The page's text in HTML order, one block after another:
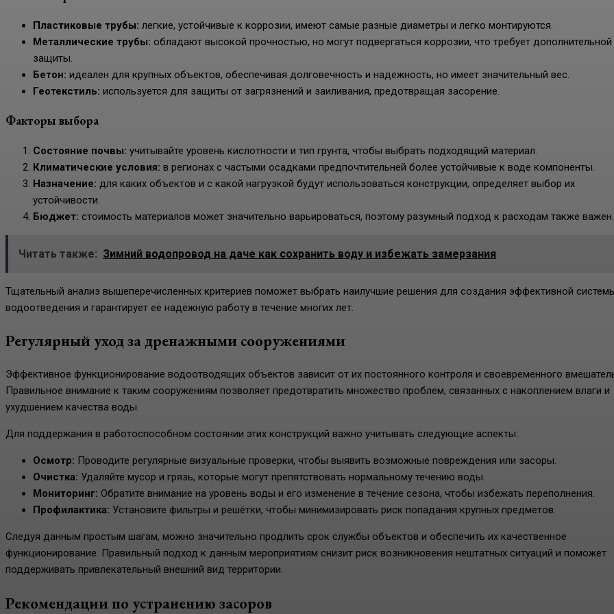
Пластиковые трубы: легкие, устойчивые к коррозии, имеют самые разные диаметры и легко монтируются.
Металлические трубы: обладают высокой прочностью, но могут подвергаться коррозии, что требует дополнительной
защиты.
Бетон: идеален для крупных объектов, обеспечивая долговечность и надежность, но имеет значительный вес.
Геотекстиль: используется для защиты от загрязнений и заиливания, предотвращая засорение.
Факторы выбора
Состояние почвы: учитывайте уровень кислотности и тип грунта, чтобы выбрать подходящий материал.
Климатические условия: в регионах с частыми осадками предпочтительней более устойчивые к воде компоненты.
Назначение: для каких объектов и с какой нагрузкой будут использоваться конструкции, определяет выбор их
устойчивости.
Бюджет: стоимость материалов может значительно варьироваться, поэтому разумный подход к расходам также важен.
Читать также: Зимний водопровод на даче как сохранить воду и избежать замерзания
Тщательный анализ вышеперечисленных критериев поможет выбрать наилучшие решения для создания эффективной
водоотведения и гарантирует её надёжную работу в течение многих лет.
Регулярный уход за дренажными сооружениями
Эффективное функционирование водоотводящих объектов зависит от их постоянного контроля и своевременного
Правильное внимание к таким сооружениям позволяет предотвратить множество проблем, связанных с накоплением влаги и
ухудшением качества воды.
Для поддержания в работоспособном состоянии этих конструкций важно учитывать следующие аспекты:
Осмотр: Проводите регулярные визуальные проверки, чтобы выявить возможные повреждения или засоры.
Очистка: Удаляйте мусор и грязь, которые могут препятствовать нормальному течению воды.
Мониторинг: Обратите внимание на уровень воды и его изменение в течение сезона, чтобы избежать переполнения.
Профилактика: Установите фильтры и решётки, чтобы минимизировать риск попадания крупных предметов.
Следуя данным простым шагам, можно значительно продлить срок службы объектов и обеспечить их качественное
функционирование. Правильный подход к данным мероприятиям снизит риск возникновения нештатных ситуаций и поможет
поддерживать привлекательный внешний вид территории.
Рекомендации по устранению засоров